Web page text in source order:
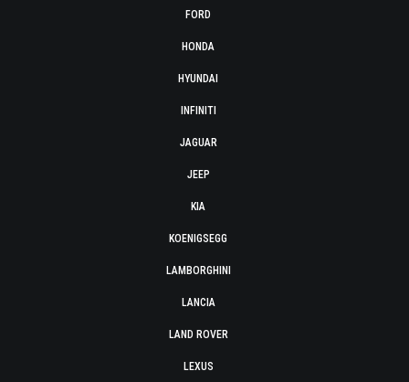
FORD
HONDA
HYUNDAI
INFINITI
JAGUAR
JEEP
KIA
KOENIGSEGG
LAMBORGHINI
LANCIA
LAND ROVER
LEXUS